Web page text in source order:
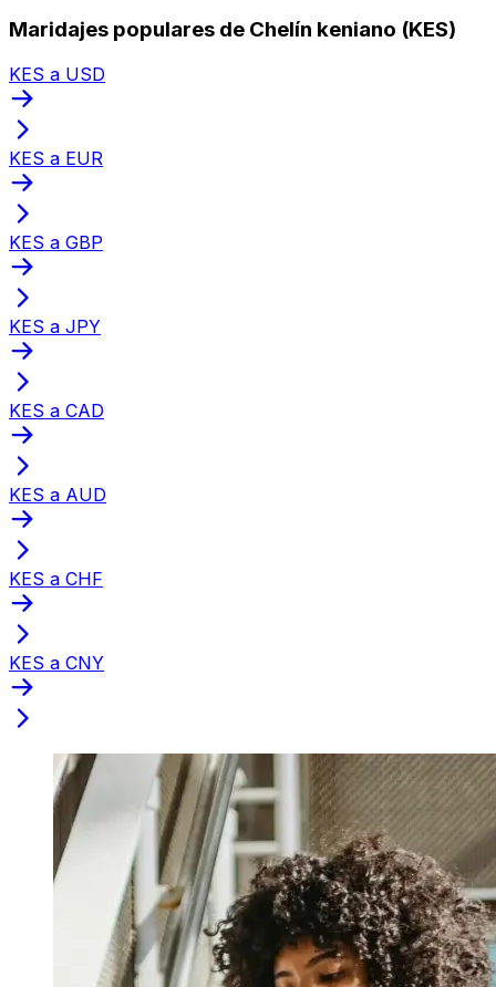
Maridajes populares de Chelín keniano (KES)
KES a USD
KES a EUR
KES a GBP
KES a JPY
KES a CAD
KES a AUD
KES a CHF
KES a CNY